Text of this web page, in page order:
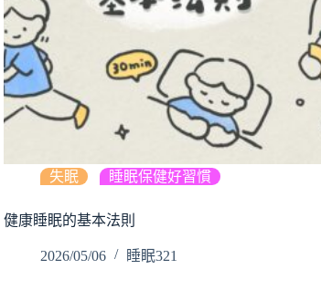
失眠 , 睡眠保健好習慣
健康睡眠的基本法則
2026/05/06 睡眠321